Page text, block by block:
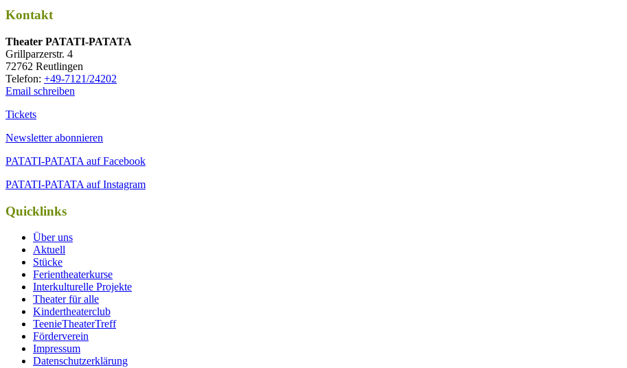
Kontakt
Thea­ter PATATI-PATATA
Grill­par­zer­str. 4
72762 Reutlingen
Tele­fon: +49-7121/24202
Email schreiben
Tickets
Newsletter abonnieren
PATATI-PATATA auf Facebook
PATATI-PATATA auf Instagram
Quicklinks
Über uns
Aktuell
Stücke
Ferientheaterkurse
Interkulturelle Projekte
Theater für alle
Kindertheaterclub
TeenieTheaterTreff
Förderverein
Impressum
Datenschutzerklärung